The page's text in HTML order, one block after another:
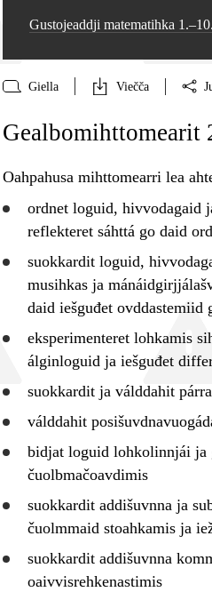
Gustojeaddji matematihka
Giella Viečča
Gealbomihttomearit
Oahpahusa mihttomearri lea
ordnet loguid, hivvodagaid
reflekteretsáhttá go daid
suokkarditloguid,
musihkas ja
daid iešguđet ovddastemiid
eksperimenteret lohkamis
álginloguid ja iešguđet
suokkarditja válddahit
válddahit
bidjat loguid lohkolinnjái ja
čuolbmačoavdimis
suokkarditaddišuvnna ja
čuolmmaid stoahkamis ja
suokkarditaddišuvnna
oaivvisrehkenastimis